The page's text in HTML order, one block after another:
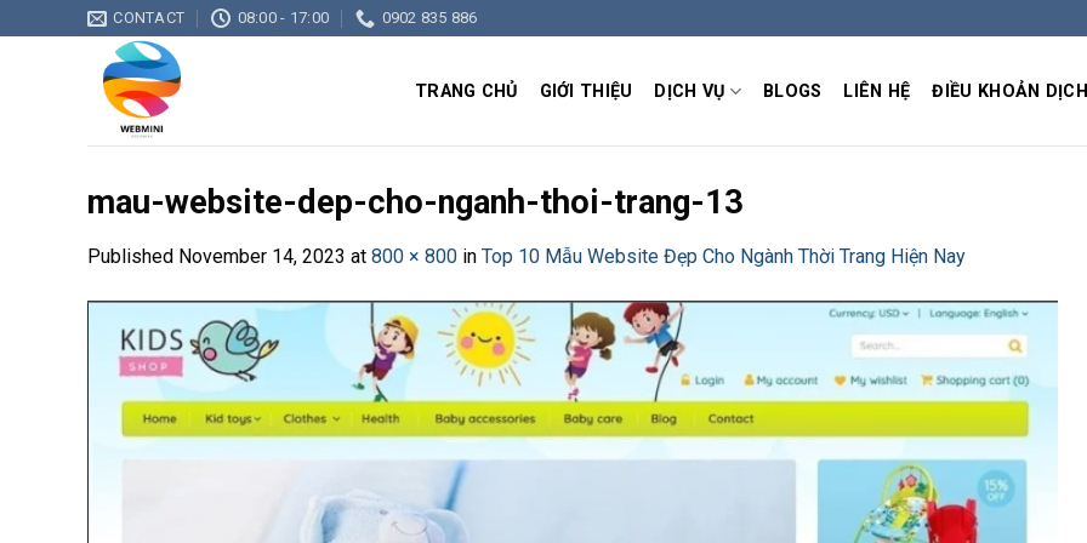
CONTACT 08:00 - 17:00 0902 835 886
TRANG CHỦ GIỚI THIỆU DỊCH VỤ BLOGS LIÊN HỆ ĐIỀU KHOẢN
mau-website-dep-cho-nganh-thoi-trang-13
Published November 14, 2023 at 800 × 800 in Top 10 Mẫu Website Đẹp Cho Ngành Thời Trang Hiện Nay